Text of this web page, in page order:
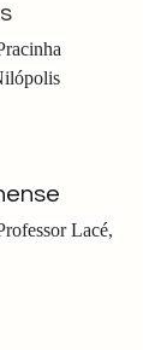
Lacé,